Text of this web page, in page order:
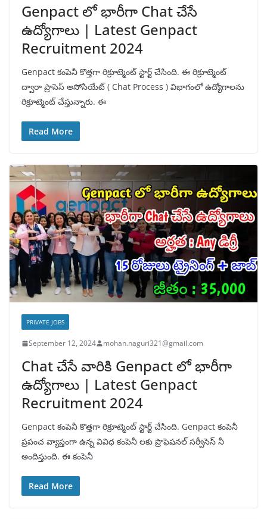
Genpact లో భారీగా Chat చేసే
ఉద్యోగాలు | Latest Genpact
Recruitment 2024
Genpact కంపెనీ కొత్తగా రిక్రూట్మెంట్ స్టార్ట్ చేసింది. ఈ రిక్రూట్మెంట్
ద్వారా ప్రాసెస్ అసోసియేట్ ( Chat Process ) విభాగంలో ఉద్యోగాలను
రిక్రూట్మెంట్ చేస్తున్నారు. ఈ
Read More
PRIVATE JOBS
September 12, 2024 mohan.naguri321@gmail.com
Chat చేసే వారికి Genpact లో భారీగా
ఉద్యోగాలు | Latest Genpact
Recruitment 2024
Genpact కంపెనీ కొత్తగా రిక్రూట్మెంట్ స్టార్ట్ చేసింది. Genpact కంపెనీ
ప్రపంచ వ్యాప్తంగా ఉన్న వివిధ కంపెనీ లకు ప్రొఫెషనల్ సర్వీసెస్ నీ
అందిస్తుంది. ఈ కంపెనీ
Read More